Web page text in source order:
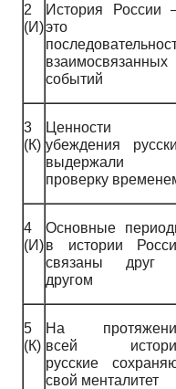
2
(И)
История России
это
взаимосвязанных
событий
3
(К)
Ценности
убеждения
выдержали
проверку
4
(И)
Основные
в истории
связаны друг
другом
5
(К)
На
всей
русские
свой менталитет